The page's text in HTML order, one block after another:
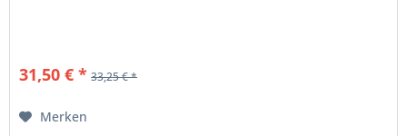
31,50 € * 33,25 € *
Merken